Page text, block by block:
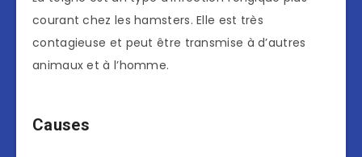
courant chez les hamsters. Elle est très
contagieuse et peut être transmise à d’autres
animaux et à l’homme.
Causes